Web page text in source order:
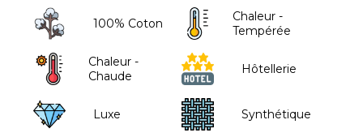
100% Coton
Chaleur -
Tempérée
Chaleur -
Chaude
Hôtellerie
Luxe Synthétique